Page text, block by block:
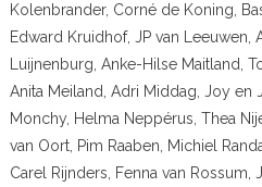
Kolenbrander, Corné de Koning,
Edward Kruidhof, JP van Leeuwen,
Luijnenburg, Anke-Hilse Maitland,
Anita Meiland, Adri Middag, Joy en
Monchy, Helma Neppérus, Thea
van Oort, Pim Raaben, Michiel
Carel Rijnders, Fenna van Rossum,